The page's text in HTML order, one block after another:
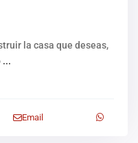
la casa que deseas,
...
Email